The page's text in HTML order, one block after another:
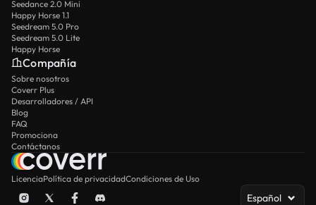
Seedance 2.0 Mini
Happy Horse 1.1
Seedream 5.0 Pro
Seedream 5.0 Lite
Happy Horse
Compañía
Sobre nosotros
Coverr Plus
Desarrolladores / API
Blog
FAQ
Promociona
Contáctanos
LicenciaPolítica de privacidadCondiciones de Uso
Español